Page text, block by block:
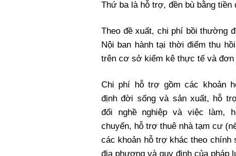
Thứ ba là hỗ trợ, đền bù bằng
Theo đề xuất, chi phí bồi thường
Nội ban hành tại thời điểm thu
trên cơ sở kiểm kê thực tế và đơn
Chi phí hỗ trợ gồm các khoản
định đời sống và sản xuất, hỗ
đổi nghề nghiệp và việc làm,
chuyển, hỗ trợ thuê nhà tạm cư
các khoản hỗ trợ khác theo chính
địa phương và quy định của pháp